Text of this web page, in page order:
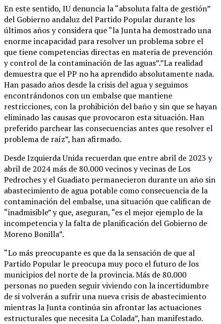
En este sentido, IU denuncia la “absoluta falta de gestión”
del Gobierno andaluz del Partido Popular durante los
últimos años y considera que “la Junta ha demostrado una
enorme incapacidad para resolver un problema sobre el
que tiene competencias directas en materia de prevención
y control de la contaminación de las aguas”.”La realidad
demuestra que el PP no ha aprendido absolutamente nada.
Han pasado años desde la crisis del agua y seguimos
encontrándonos con un embalse que mantiene
restricciones, con la prohibición del baño y sin que se hayan
eliminado las causas que provocaron esta situación. Han
preferido parchear las consecuencias antes que resolver el
problema de raíz”, han afirmado.
Desde Izquierda Unida recuerdan que entre abril de 2023 y
abril de 2024 más de 80.000 vecinos y vecinas de Los
Pedroches y el Guadiato permanecieron durante un año sin
abastecimiento de agua potable como consecuencia de la
contaminación del embalse, una situación que califican de
“inadmisible” y que, aseguran, “es el mejor ejemplo de la
incompetencia y la falta de planificación del Gobierno de
Moreno Bonilla”.
“Lo más preocupante es que da la sensación de que al
Partido Popular le preocupa muy poco el futuro de los
municipios del norte de la provincia. Más de 80.000
personas no pueden seguir viviendo con la incertidumbre
de si volverán a sufrir una nueva crisis de abastecimiento
mientras la Junta continúa sin afrontar las actuaciones
estructurales que necesita La Colada”, han manifestado.